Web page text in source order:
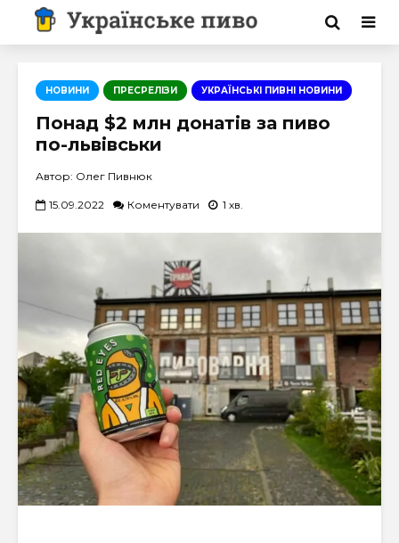
НОВИНИ ПРЕСРЕЛІЗИ УКРАЇНСЬКІ ПИВНІ НОВИНИ
Понад $2 млн донатів за пиво
по-львівськи
Автор: Олег Пивнюк
15.09.2022 Коментувати 1 хв.